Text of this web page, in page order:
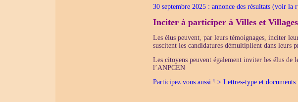
30 septembre 2025 : annonce des résultats (voir la
Inciter à participer à Villes et
Les élus peuvent, par leurs témoignages, inciter
suscitent les candidatures démultiplient dans leurs
Les citoyens peuvent également inviter les élus
l’ANPCEN
Participez vous aussi ! > Lettres-type et